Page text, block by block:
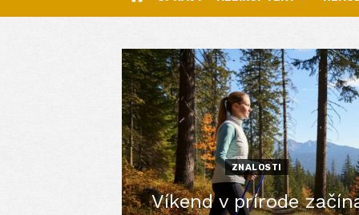
ZNALOSTI
Víkend v prírode